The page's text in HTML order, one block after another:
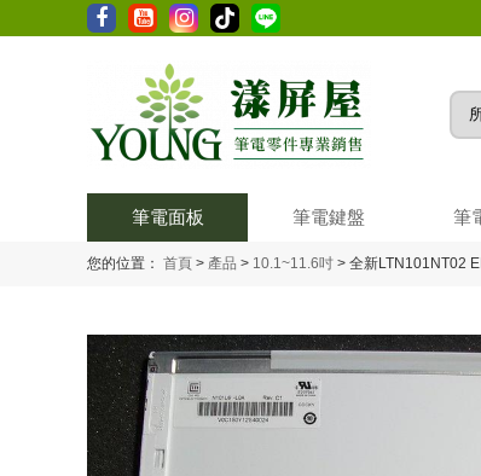
筆電面板 筆電鍵盤 筆
您的位置： 首頁 > 產品 > 10.1~11.6吋 > 全新LTN101NT02